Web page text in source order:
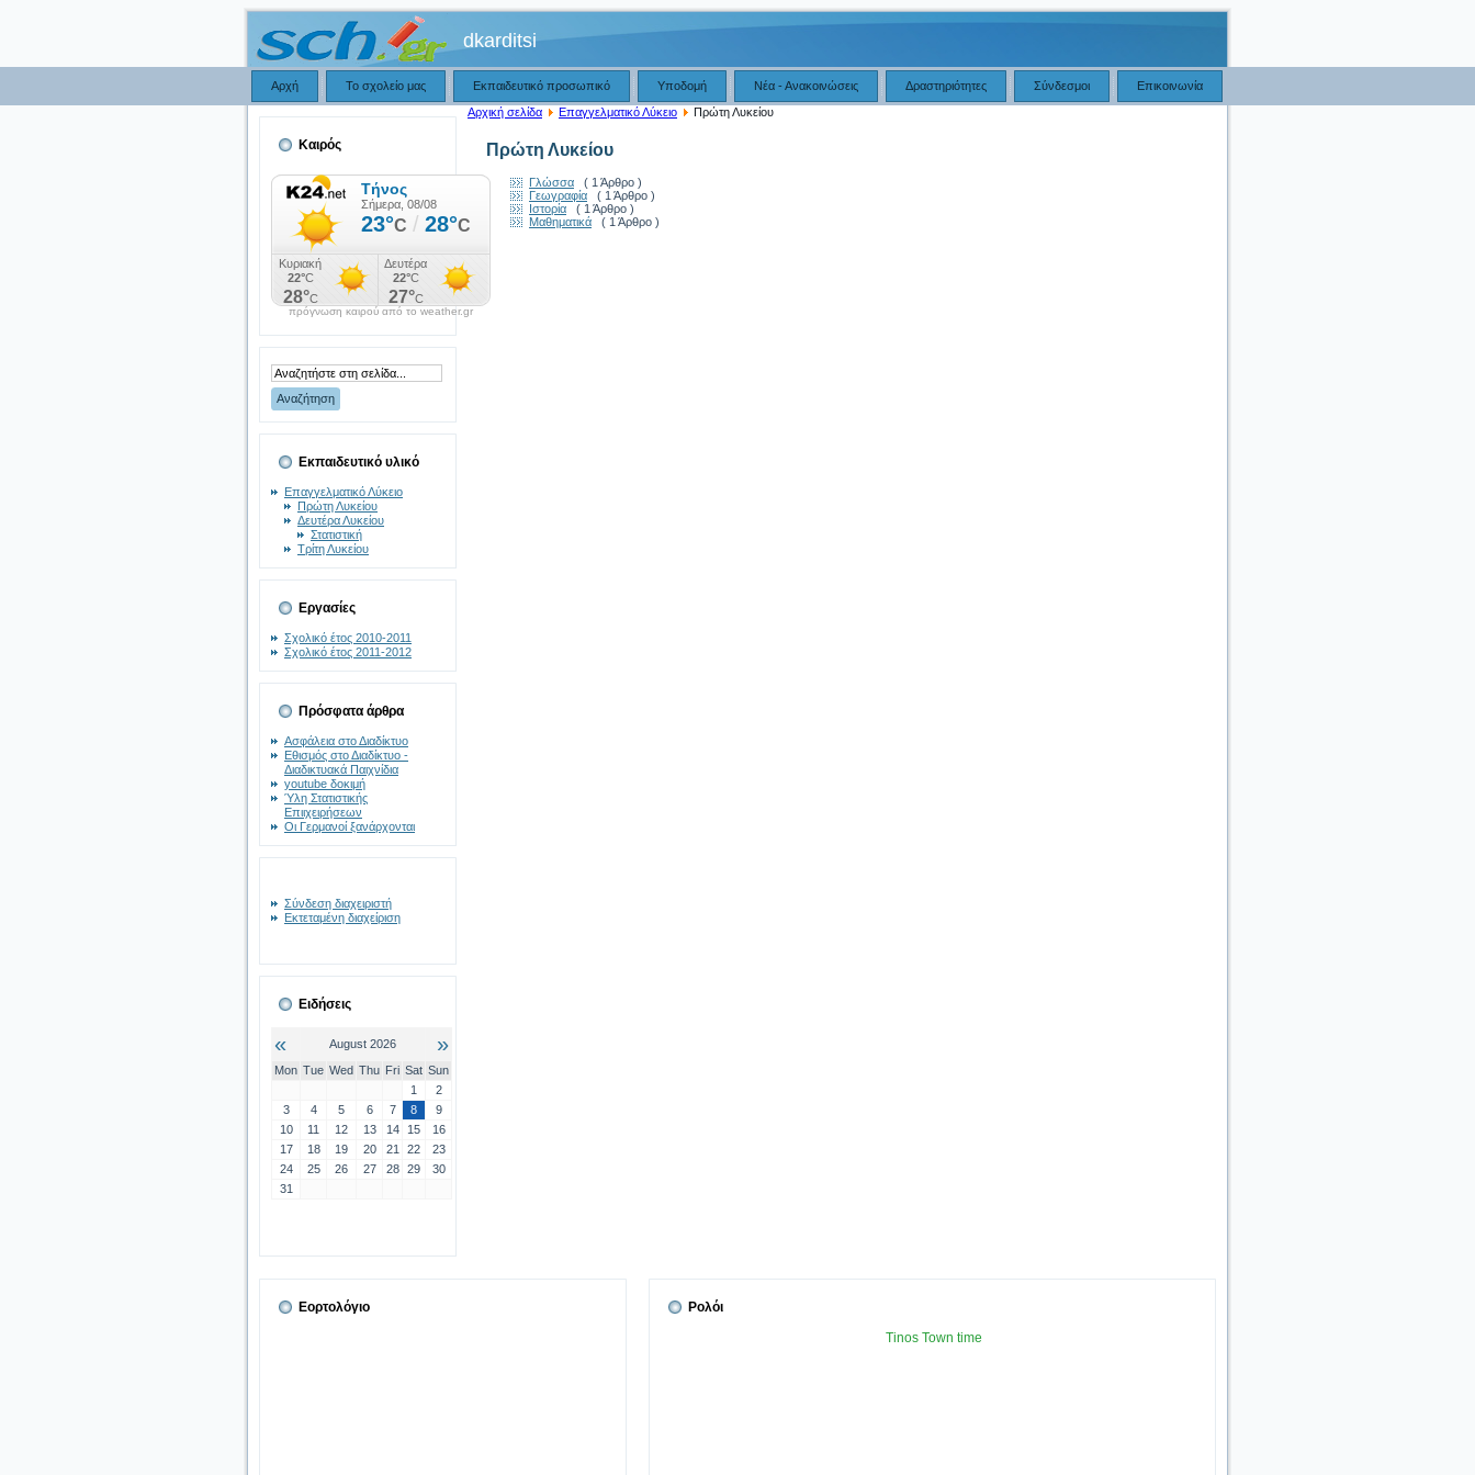
dkarditsi
Αρχή Το σχολείο μας Εκπαιδευτικό προσωπικό Υποδομή Νέα - Ανακοινώσεις Δραστηριότητες Σύνδεσμοι Επικοινωνία
Καιρός
πρόγνωση καιρού από το weather.gr
Εκπαιδευτικό υλικό
Επαγγελματικό Λύκειο
Πρώτη Λυκείου
Δευτέρα Λυκείου
Στατιστική
Τρίτη Λυκείου
Εργασίες
Σχολικό έτος 2010-2011
Σχολικό έτος 2011-2012
Πρόσφατα άρθρα
Ασφάλεια στο Διαδίκτυο
Εθισμός στο Διαδίκτυο -
Διαδικτυακά Παιχνίδια
youtube δοκιμή
Ύλη Στατιστικής
Επιιχειρήσεων
Οι Γερμανοί ξανάρχονται
Σύνδεση διαχειριστή
Εκτεταμένη διαχείριση
Ειδήσεις
« August 2026 »
Mon Tue Wed Thu Fri Sat Sun
1
2
3
4 5 6 7 8
9
10
11 12 13 14 15
16
17
18 19 20 21 22
23
24
25 26 27 28 29
30
31
Αρχική σελίδα Επαγγελματικό Λύκειο Πρώτη Λυκείου
Πρώτη Λυκείου
Γλώσσα
( 1 Άρθρο )
Γεωγραφία
( 1 Άρθρο )
Ιστορία
( 1 Άρθρο )
Μαθηματικά
( 1 Άρθρο )
Εορτολόγιο
Ρολόι
Tinos Town time